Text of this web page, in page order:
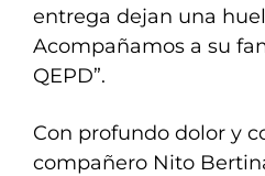
entrega dejan una
Acompañamos a su
QEPD”.
Con profundo dolor y
compañero Nito